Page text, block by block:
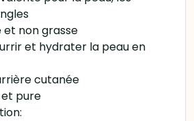
non grasse
et hydrater la peau en
cutanée
et pure